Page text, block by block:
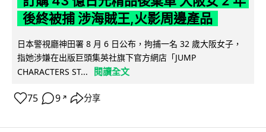
後終被捕 涉海賊王,火影周邊產品
日本警視廳神田署 8 月 6 日公布，拘捕一名 32 歲大阪女子，
指她涉嫌在出版巨頭集英社旗下官方網店「JUMP
CHARACTERS ST...
閱讀全文
75 9 ↗ 分享